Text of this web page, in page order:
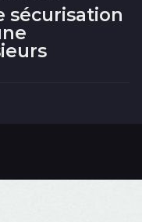
sécurisation